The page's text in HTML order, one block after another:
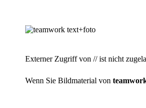
Externer Zugriff von // ist nicht
Wenn Sie Bildmaterial von